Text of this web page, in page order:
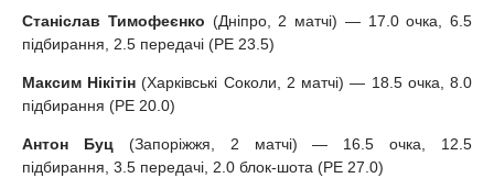
Станіслав Тимофеєнко (Дніпро, 2 матчі) — 17.0 очка, 6.5
підбирання, 2.5 передачі (РЕ 23.5)
Максим Нікітін (Харківські Соколи, 2 матчі) — 18.5 очка, 8.0
підбирання (РЕ 20.0)
Антон Буц(Запоріжжя, 2 матчі) — 16.5 очка, 12.5
підбирання, 3.5 передачі, 2.0 блок-шота (РЕ 27.0)